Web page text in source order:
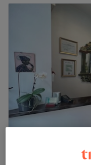
Samedi
Dimanche
Massages sportif,
Zen, situé à
récupération
vous y accueille pour
profonde au cœur du
L'Institut du Parc